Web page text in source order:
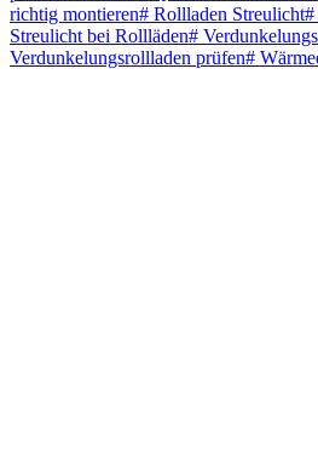
richtig montieren# Rollladen Streulicht#
Streulicht bei Rollläden#
Verdunkelungsrollladen prüfen#